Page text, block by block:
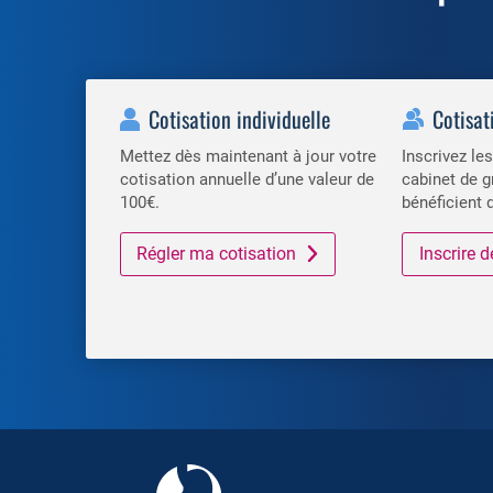
Cotisation individuelle
Mettez dès maintenant à jour votre
cotisation annuelle d’une valeur de
100€.
Régler ma cotisation
Inscrivez
cabinet de
bénéficient
Inscrire